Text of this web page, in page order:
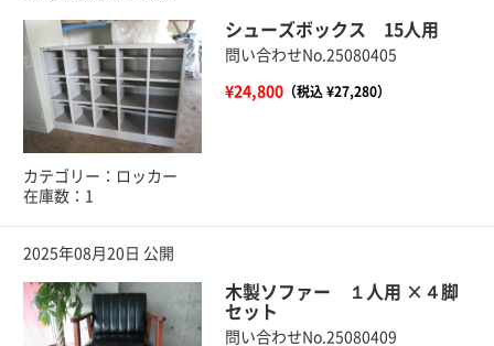
シューズボックス 15人用
問い合わせNo.25080405
¥24,800（税込 ¥27,280）
カテゴリー：ロッカー
在庫数：1
2025年08月20日 公開
木製ソファー １人用 ×４脚
セット
問い合わせNo.25080409